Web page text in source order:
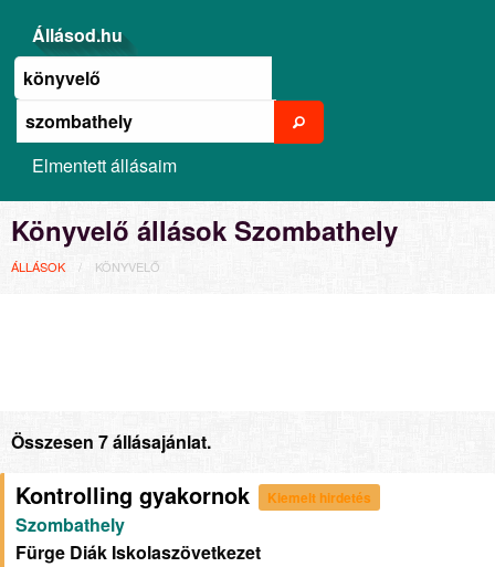
Állásod.hu
Elmentett állásaim
Könyvelő állások Szombathely
ÁLLÁSOK KÖNYVELŐ
Összesen 7 állásajánlat.
Kontrolling gyakornok Kiemelt hirdetés
Szombathely
Fürge Diák Iskolaszövetkezet